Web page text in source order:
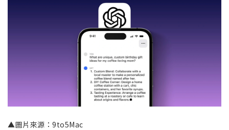
▲圖片來源：9to5Mac